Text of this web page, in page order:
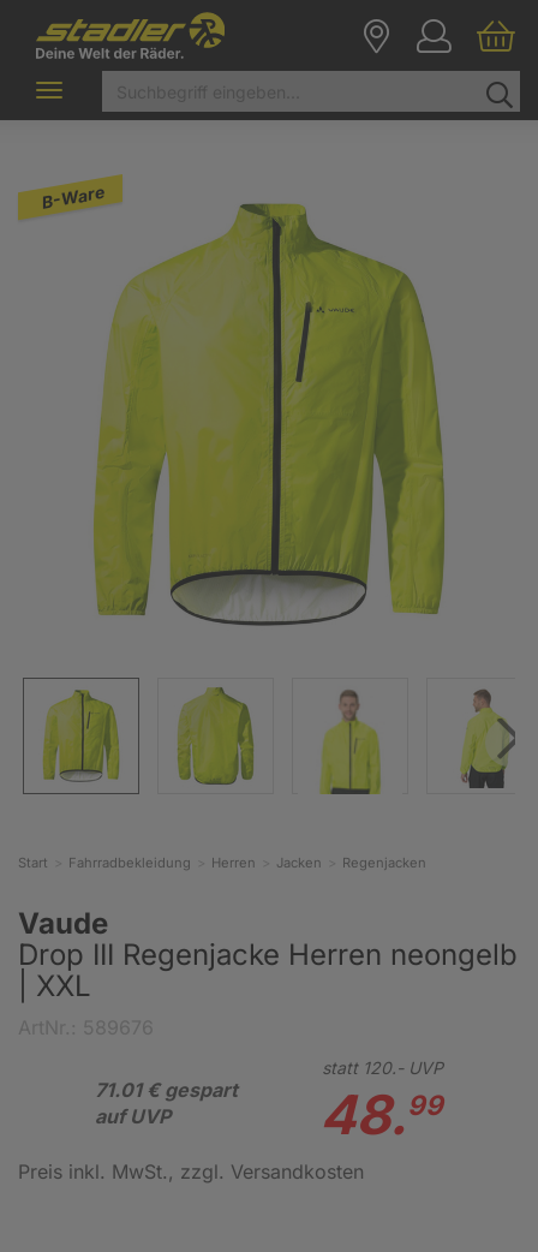
Toggle
navigation
B-Ware
Start Fahrradbekleidung Herren Jacken Regenjacken
Vaude
Drop III Regenjacke Herren neongelb
| XXL
71.01 € gespart
auf UVP
statt 120.-UVP
48.99
Preis inkl. MwSt., zzgl. Versandkosten